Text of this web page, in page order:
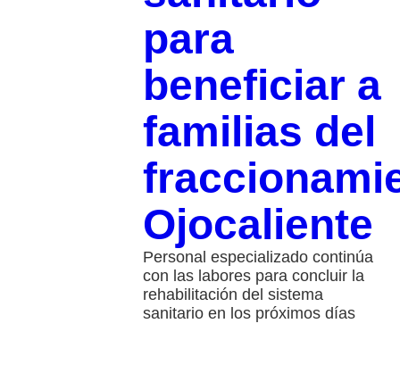
para
beneficiar a
familias del
Ojocaliente
Personal especializado continúa
con las labores para concluir la
rehabilitación del sistema
sanitario en los próximos días